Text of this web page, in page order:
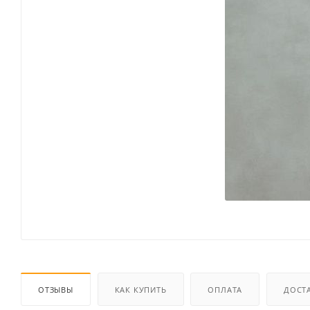
ОТЗЫВЫ КАК КУПИТЬ ОПЛАТА